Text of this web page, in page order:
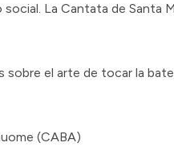
La Cantata de Santa
el arte de tocar la
(CABA)